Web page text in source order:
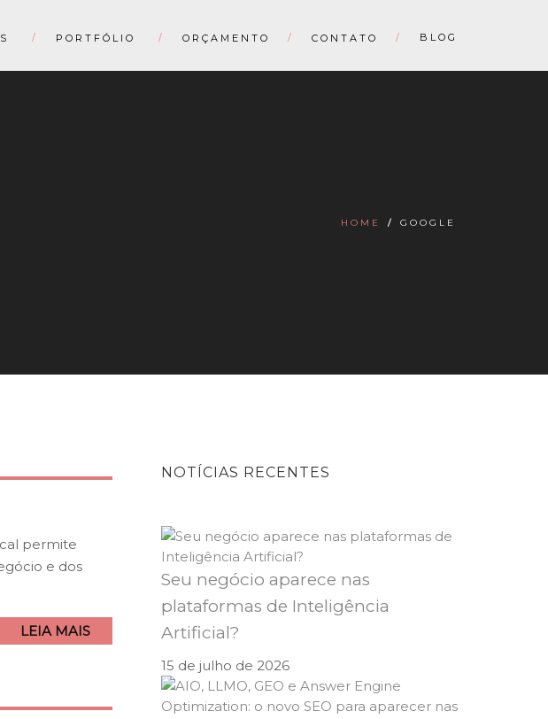
PORTFÓLIO ORÇAMENTO CONTATO BLOG
HOME / GOOGLE
permite
e dos
LEIA MAIS
NOTÍCIAS RECENTES
Seu negócio aparece nas
plataformas de Inteligência
Artificial?
15 de julho de 2026